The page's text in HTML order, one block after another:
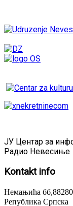
ЈУ Центар за
Радио Невесиње
Kontaktinfo
Немањића
Република Српска